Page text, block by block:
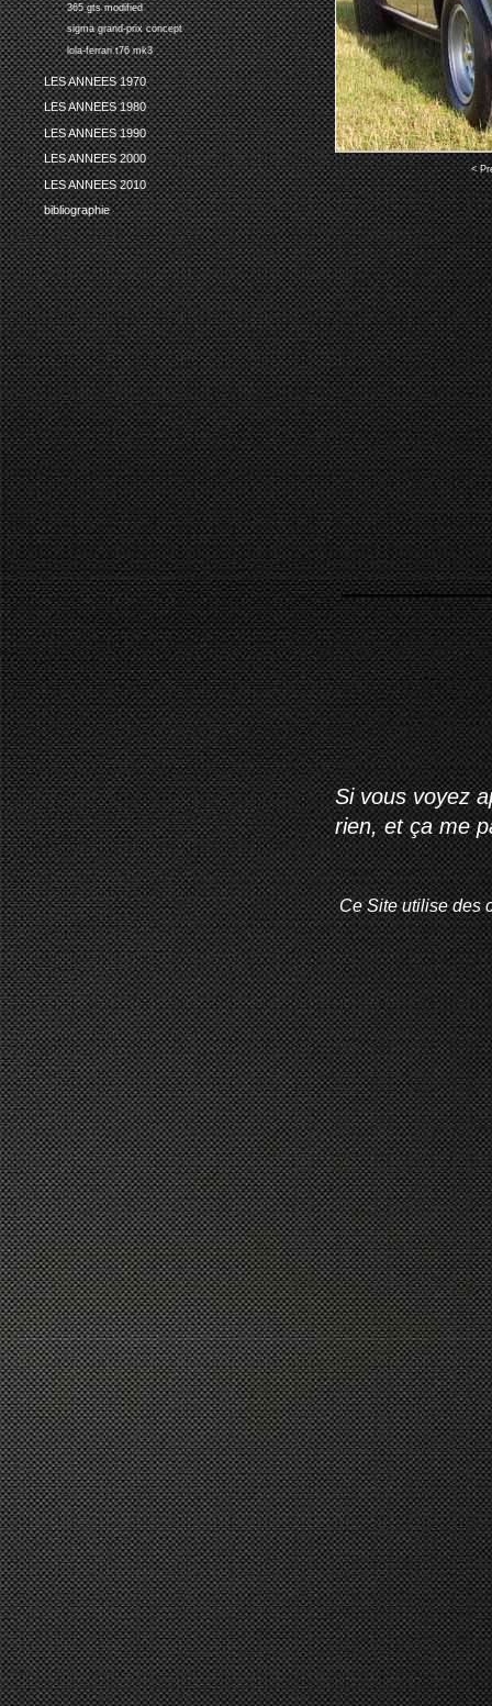
365 gts modified
sigma grand-prix concept
lola-ferrari t76 mk3
LES ANNEES 1970
LES ANNEES 1980
LES ANNEES 1990
LES ANNEES 2000
LES ANNEES 2010
bibliographie
<
Si vous voyez
rien, et ça me
Ce Site utilise des